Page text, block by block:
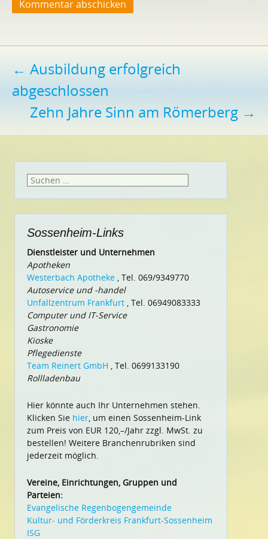
Beitragsnavigation
← Ausbildung erfolgreich
abgeschlossen
Zehn Jahre Sinn am Römerberg →
Suchen
Sossenheim-Links
Dienstleister und Unternehmen
Apotheken
Westerbach Apotheke , Tel. 069/9349770
Autoservice und -handel
Unfallzentrum Frankfurt , Tel. 06949083333
Computer und IT-Service
Gastronomie
Kioske
Pflegedienste
Team Reinert GmbH , Tel. 0699133190
Rollladenbau
Hier könnte auch Ihr Unternehmen stehen.
Klicken Sie hier, um einen Sossenheim-Link
zum Preis von EUR 120,–/Jahr zzgl. MwSt. zu
bestellen! Weitere Branchenrubriken sind
jederzeit möglich.
Vereine, Einrichtungen, Gruppen und
Parteien:
Evangelische Regenbogengemeinde
Kultur- und Förderkreis Frankfurt-Sossenheim
ISG